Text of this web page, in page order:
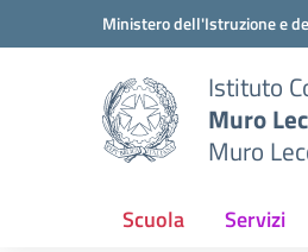
Vai ai contenuti
Vai al menu di navigazione
Ministero dell'Istruzione e
Istituto
Muro
Muro
Scuola Servizi